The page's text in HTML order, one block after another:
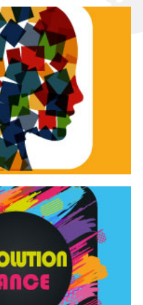
dinamiche
una rassegna di teatro
e sperimentale.
Dance
– I Edizione